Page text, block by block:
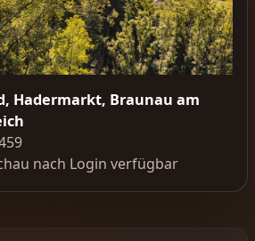
Hadermarkt, Braunau am
nach Login verfügbar